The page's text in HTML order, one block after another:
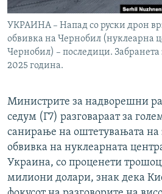
УКРАИНА – Напад со руски дрон
обвивка на Чернобил (нуклеарна
Чернобил) – последици. Забранета
2025 година.
Министрите за надворешни
седум (Г7) разговараат за
санирање на оштетувањата на
обвивка на нуклеарната
Украина, со проценети
милиони долари, знак дека